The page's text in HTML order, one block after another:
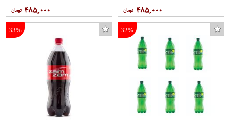
۴۸۵,۰۰۰ ۴۸۵,۰۰۰
32%
33%